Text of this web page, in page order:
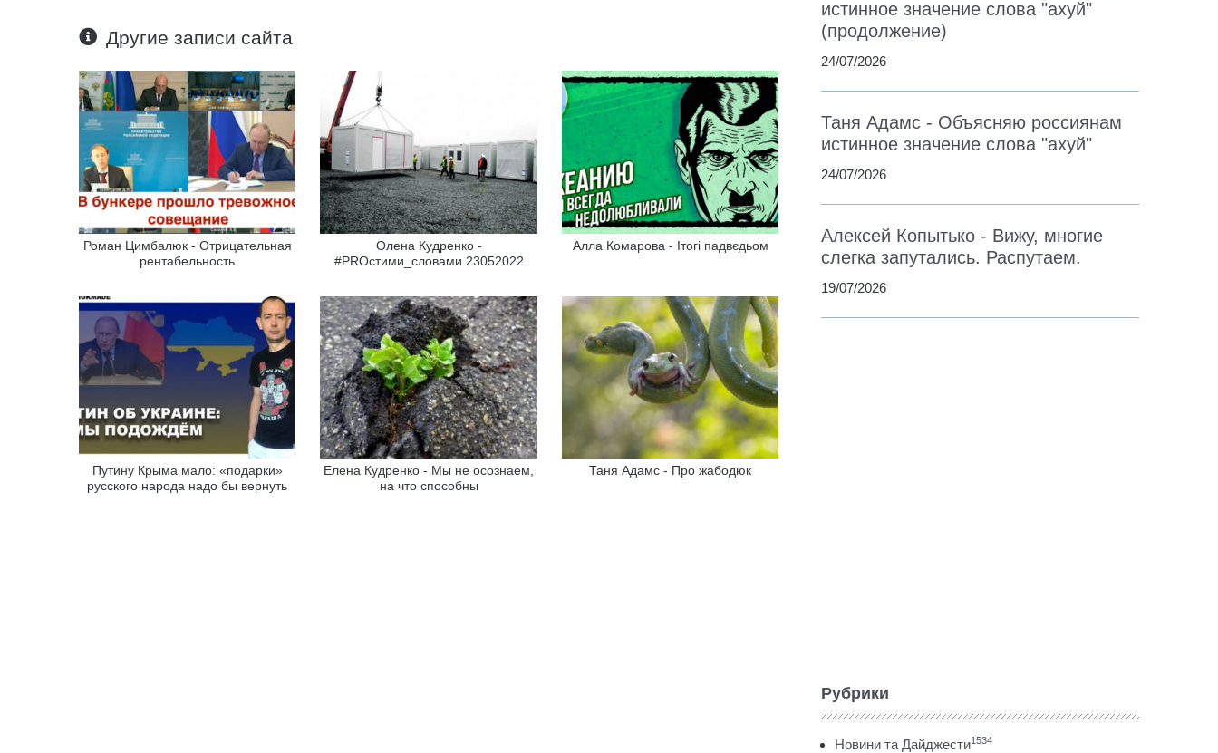
Другие записи сайта
Роман Цимбалюк - Отрицательная
рентабельность
Олена Кудренко -
#PROстими_словами 23052022
Алла Комарова - Ітогі падвєдьом
Путину Крыма мало: «подарки»
русского народа надо бы вернуть
Елена Кудренко - Мы не осознаем,
на что способны
Таня Адамс - Про жабодюк
истинное значение слова "ахуй"
(продолжение)
24/07/2026
Таня Адамс - Объясняю россиянам
истинное значение слова "ахуй"
24/07/2026
Алексей Копытько - Вижу, многие
слегка запутались. Распутаем.
19/07/2026
Рубрики
Новини та Дайджести1534